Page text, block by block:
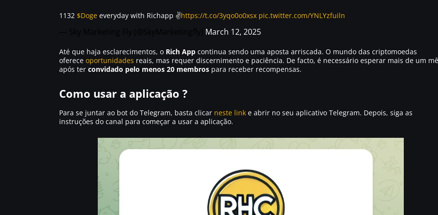
1132 $Doge everyday with Richapp ✌️https://t.co/3yqo0o0xsx pic.twitter.com/YNLYzfuiln
March 12, 2025
Até que haja esclarecimentos, o Rich App continua sendo uma aposta arriscada. O mundo das criptomoedas
oferece oportunidades reais, mas requer discernimento e paciência. De facto, é necessário esperar mais de um
após ter convidado pelo menos 20 membros para receber recompensas.
Como usar a aplicação ?
Para se juntar ao bot do Telegram, basta clicar neste link e abrir no seu aplicativo Telegram. Depois, siga as
instruções do canal para começar a usar a aplicação.